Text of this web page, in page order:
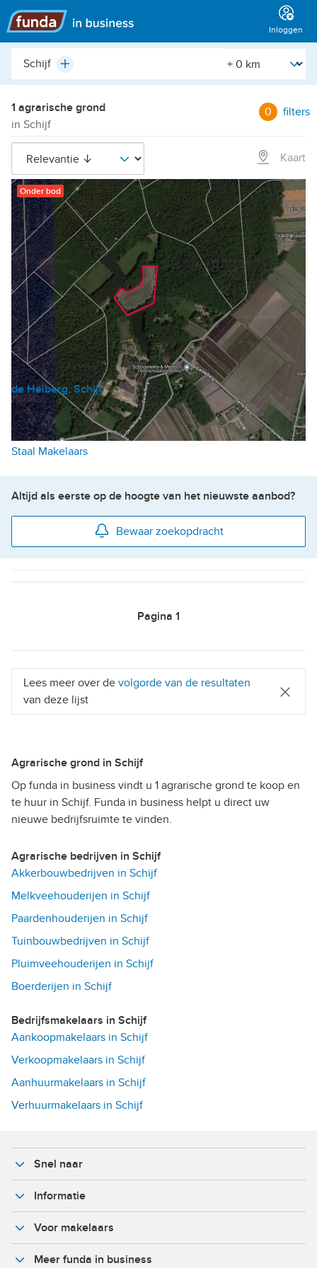
Hoofdmenu
Inloggen
Plaats,
etc.
Plus [Straal]
1 agrarische grond
in Schijf
0 filters
Kaart
Onder bod
de Heiberg, Schijf
Losse grond
Prijs op aanvraag
Staal Makelaars
Altijd als eerste op de hoogte van het nieuwste aanbod?
Bewaar zoekopdracht
Pagina 1
Lees meer over de volgorde van de resultaten
van deze lijst
Agrarische grond in Schijf
Op funda in business vindt u 1 agrarische grond te koop en
te huur in Schijf. Funda in business helpt u direct uw
nieuwe bedrijfsruimte te vinden.
Agrarische bedrijven in Schijf
Akkerbouwbedrijven in Schijf
Melkveehouderijen in Schijf
Paardenhouderijen in Schijf
Tuinbouwbedrijven in Schijf
Pluimveehouderijen in Schijf
Boerderijen in Schijf
Bedrijfsmakelaars in Schijf
Aankoopmakelaars in Schijf
Verkoopmakelaars in Schijf
Aanhuurmakelaars in Schijf
Verhuurmakelaars in Schijf
Snel naar
Informatie
Voor makelaars
Meer funda in business